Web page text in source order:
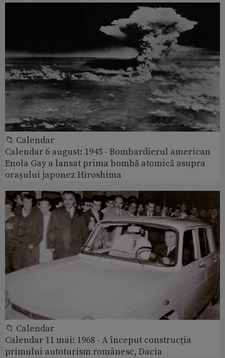
📁 Calendar
Calendar 6 august: 1945 - Bombardierul american
Enola Gay a lansat prima bombă atomică asupra
orașului japonez Hiroshima
📁 Calendar
Calendar 11 mai: 1968 - A început construcția
primului autoturism românesc, Dacia